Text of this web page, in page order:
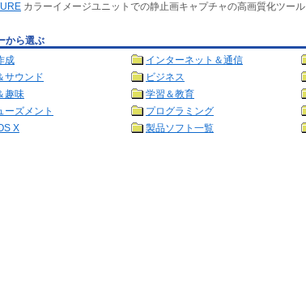
カラーイメージユニットでの静止画キャプチャの高画質化ツール
から選ぶ
成
インターネット＆通信
サウンド
ビジネス
趣味
学習＆教育
ーズメント
プログラミング
X
製品ソフト一覧